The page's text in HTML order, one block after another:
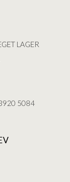
LAGER
5084